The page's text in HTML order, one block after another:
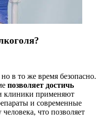
в то же время безопасно.
позволяет достичь
клиники применяют
и современные
что позволяет